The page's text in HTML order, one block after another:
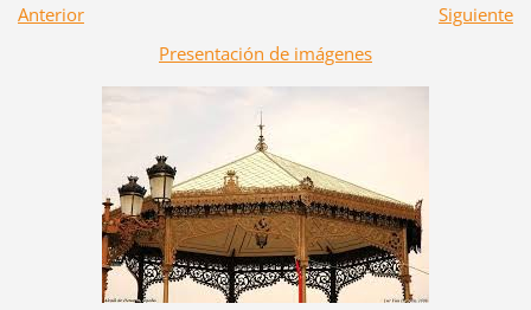
Anterior
Siguiente
Presentación de imágenes